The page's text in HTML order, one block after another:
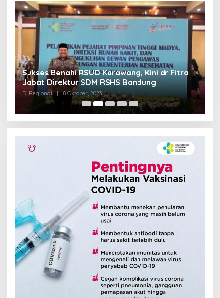
Sukses Benahi RSUD Karawang, Kini dr Fitra
Jabat Direktur SDM RSHS Bandung
Di Regional | 8 Oktober, 2023